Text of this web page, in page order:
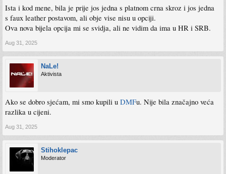
Ista i kod mene, bila je prije jos jedna s platnom crna skroz i jos jedna
s faux leather postavom, ali obje vise nisu u opciji.
Ova nova bijela opcija mi se svidja, ali ne vidim da ima u HR i SRB.
Aug 31, 2025
NaLe!
Aktivista
Ako se dobro sjećam, mi smo kupili u DMFu. Nije bila značajno veća
razlika u cijeni.
Aug 31, 2025
Stihoklepac
Moderator